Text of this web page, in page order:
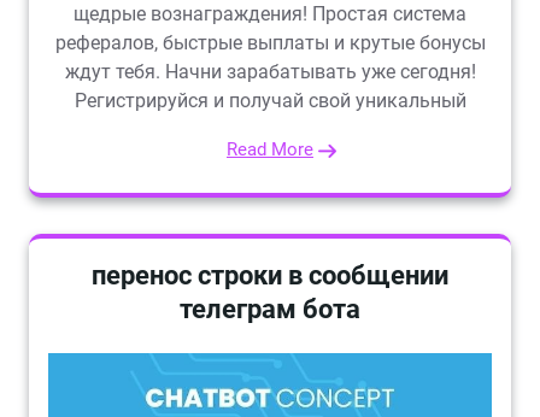
щедрые вознаграждения! Простая система
рефералов, быстрые выплаты и крутые бонусы
ждут тебя. Начни зарабатывать уже сегодня!
Регистрируйся и получай свой уникальный
Read More
перенос строки в сообщении
телеграм бота